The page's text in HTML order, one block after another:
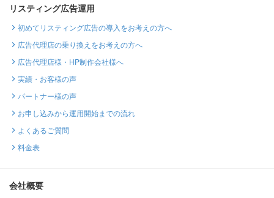
リスティング広告運用
初めてリスティング広告の導入をお考えの方へ
広告代理店の乗り換えをお考えの方へ
広告代理店様・HP制作会社様へ
実績・お客様の声
パートナー様の声
お申し込みから運用開始までの流れ
よくあるご質問
料金表
会社概要